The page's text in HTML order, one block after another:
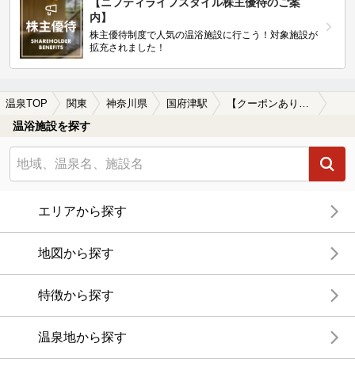
内】
株主優待制度で人気の温浴施設に行こう！対象施設が
拡充されました！
温泉TOP 関東 神奈川県 国府津駅
温浴施設を探す
エリアから探す
地図から探す
特徴から探す
温泉地から探す